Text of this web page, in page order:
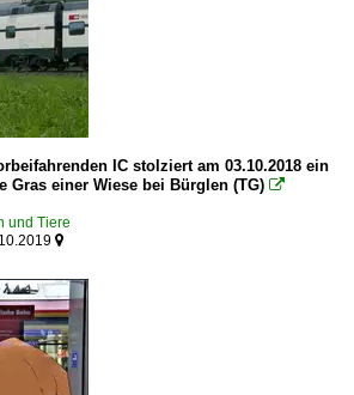
IC stolziert am 03.10.2018 ein
Gras einer Wiese bei Bürglen (TG) 
und Tiere
